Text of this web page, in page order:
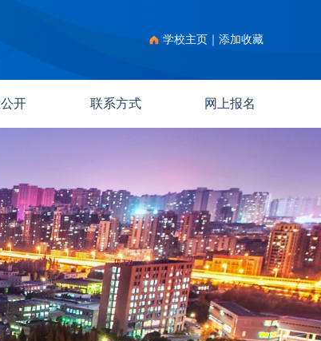
学校主页 添加收藏
开 联系方式 网上报名